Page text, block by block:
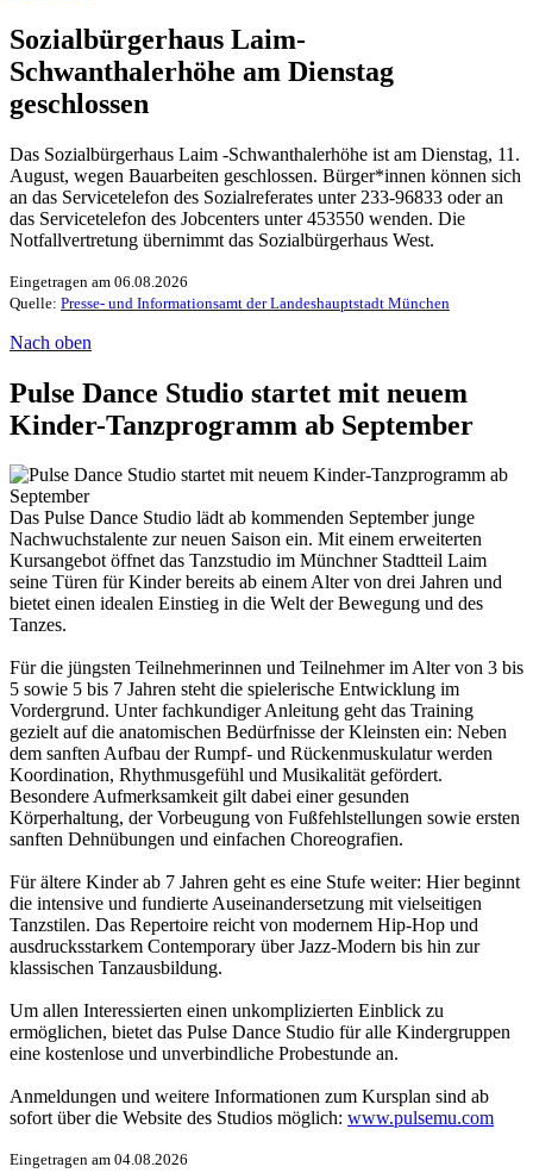
Sozialbürgerhaus Laim-
Schwanthalerhöhe am Dienstag
geschlossen
Das Sozialbürgerhaus Laim -Schwanthalerhöhe ist am Dienstag, 11.
August, wegen Bauarbeiten geschlossen. Bürger*innen können sich
an das Servicetelefon des Sozialreferates unter 233-96833 oder an
das Servicetelefon des Jobcenters unter 453550 wenden. Die
Notfallvertretung übernimmt das Sozialbürgerhaus West.
Eingetragen am 06.08.2026
Quelle: Presse- und Informationsamt der Landeshauptstadt München
Nach oben
Pulse Dance Studio startet mit neuem
Kinder-Tanzprogramm ab September
Das Pulse Dance Studio lädt ab kommenden September junge
Nachwuchstalente zur neuen Saison ein. Mit einem erweiterten
Kursangebot öffnet das Tanzstudio im Münchner Stadtteil Laim
seine Türen für Kinder bereits ab einem Alter von drei Jahren und
bietet einen idealen Einstieg in die Welt der Bewegung und des
Tanzes.
Für die jüngsten Teilnehmerinnen und Teilnehmer im Alter von 3 bis
5 sowie 5 bis 7 Jahren steht die spielerische Entwicklung im
Vordergrund. Unter fachkundiger Anleitung geht das Training
gezielt auf die anatomischen Bedürfnisse der Kleinsten ein: Neben
dem sanften Aufbau der Rumpf- und Rückenmuskulatur werden
Koordination, Rhythmusgefühl und Musikalität gefördert.
Besondere Aufmerksamkeit gilt dabei einer gesunden
Körperhaltung, der Vorbeugung von Fußfehlstellungen sowie ersten
sanften Dehnübungen und einfachen Choreografien.
Für ältere Kinder ab 7 Jahren geht es eine Stufe weiter: Hier beginnt
die intensive und fundierte Auseinandersetzung mit vielseitigen
Tanzstilen. Das Repertoire reicht von modernem Hip-Hop und
ausdrucksstarkem Contemporary über Jazz-Modern bis hin zur
klassischen Tanzausbildung.
Um allen Interessierten einen unkomplizierten Einblick zu
ermöglichen, bietet das Pulse Dance Studio für alle Kindergruppen
eine kostenlose und unverbindliche Probestunde an.
Anmeldungen und weitere Informationen zum Kursplan sind ab
sofort über die Website des Studios möglich: www.pulsemu.com
Eingetragen am 04.08.2026